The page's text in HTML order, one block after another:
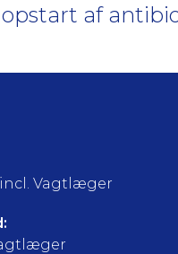
af
Vagtlæger